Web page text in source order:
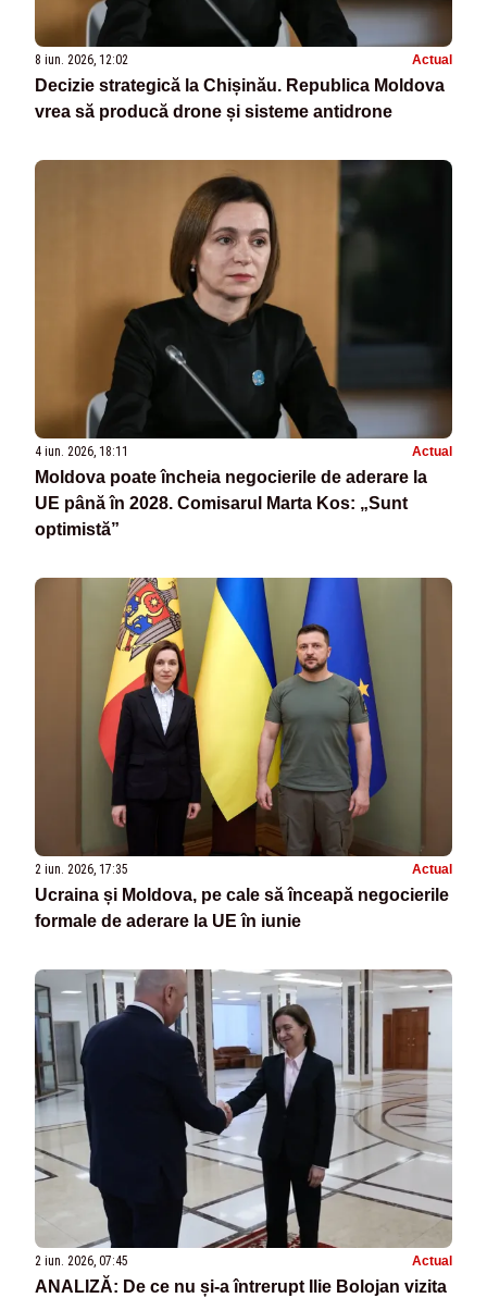
8 iun. 2026, 12:02 Actual
Decizie strategică la Chișinău. Republica Moldova
vrea să producă drone și sisteme antidrone
4 iun. 2026, 18:11 Actual
Moldova poate încheia negocierile de aderare la
UE până în 2028. Comisarul Marta Kos: „Sunt
optimistă”
2 iun. 2026, 17:35 Actual
Ucraina și Moldova, pe cale să înceapă negocierile
formale de aderare la UE în iunie
2 iun. 2026, 07:45 Actual
ANALIZĂ: De ce nu și-a întrerupt Ilie Bolojan vizita